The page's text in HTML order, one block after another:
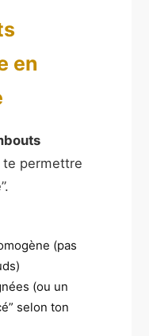
en
permettre
(pas
(ou un
selon ton